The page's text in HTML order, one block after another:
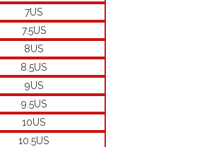
7US
7.5US
8US
8.5US
9US
9.5US
10US
10.5US